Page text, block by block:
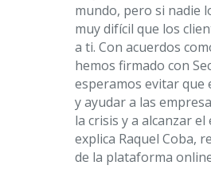
mundo, pero si nadie
muy difícil que los
a ti. Con acuerdos
hemos firmado con
esperamos evitar que
y ayudar a las
la crisis y a alcanzar el
explica Raquel Coba,
de la plataforma